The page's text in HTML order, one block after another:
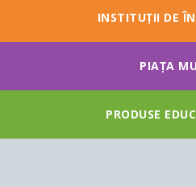
INSTITUȚII DE
PIAȚA
PRODUSE